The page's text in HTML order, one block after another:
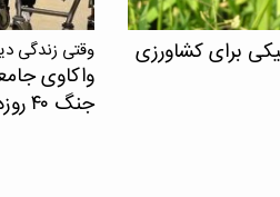
برای کشاورزی
وقتی زندگی
واکاوی
جنگ ۴۰ روزه